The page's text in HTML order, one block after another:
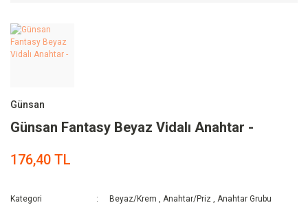
Günsan
Günsan Fantasy Beyaz Vidalı Anahtar -
176,40 TL
Kategori Beyaz/Krem ,Anahtar/Priz ,Anahtar Grubu